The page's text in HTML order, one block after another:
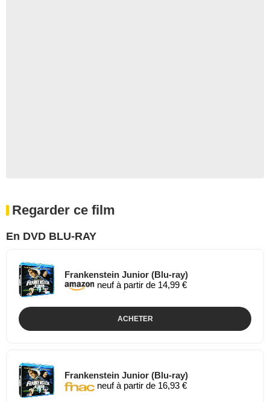
Regarder ce film
En DVD BLU-RAY
Frankenstein Junior (Blu-ray)
neuf à partir de 14,99 €
ACHETER
Frankenstein Junior (Blu-ray)
neuf à partir de 16,93 €